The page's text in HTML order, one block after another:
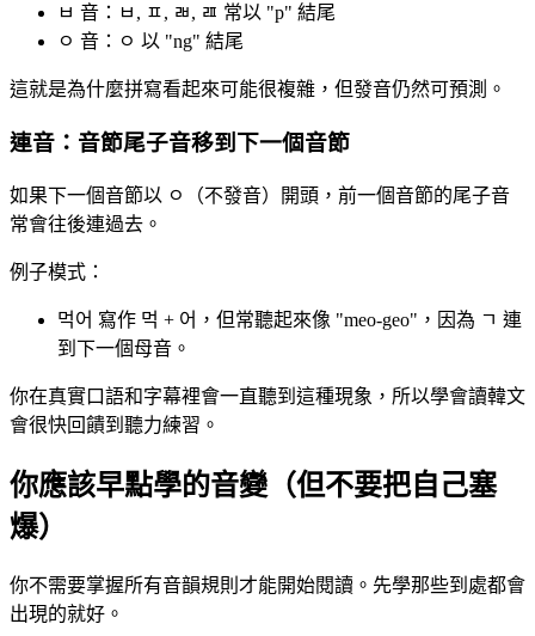
ㅂ 音：ㅂ, ㅍ, ㄼ, ㄿ 常以 "p" 結尾
ㅇ 音：ㅇ 以 "ng" 結尾
這就是為什麼拼寫看起來可能很複雜，但發音仍然可預測。
連音：音節尾子音移到下一個音節
如果下一個音節以 ㅇ（不發音）開頭，前一個音節的尾子音
常會往後連過去。
例子模式：
먹어 寫作 먹 + 어，但常聽起來像 "meo-geo"，因為 ㄱ 連
到下一個母音。
你在真實口語和字幕裡會一直聽到這種現象，所以學會讀韓文
會很快回饋到聽力練習。
你應該早點學的音變（但不要把自己塞
爆）
你不需要掌握所有音韻規則才能開始閱讀。先學那些到處都會
出現的就好。